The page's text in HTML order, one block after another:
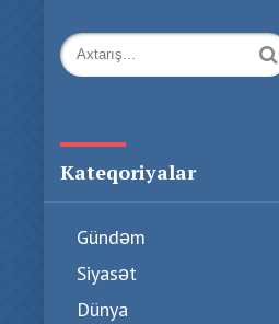
Kateqoriyalar
Gündəm
Siyasət
Dünya